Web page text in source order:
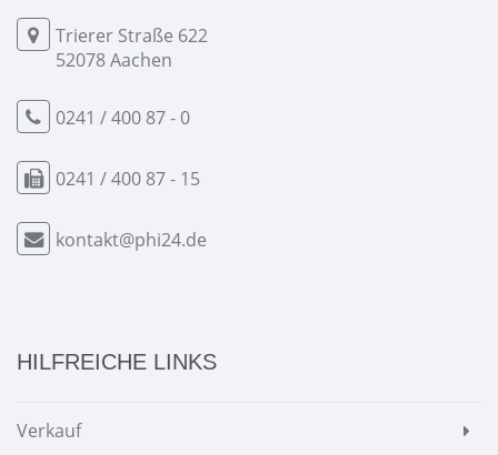
Trierer Straße 622
52078 Aachen
0241 / 400 87 - 0
0241 / 400 87 - 15
kontakt@phi24.de
HILFREICHE LINKS
Verkauf